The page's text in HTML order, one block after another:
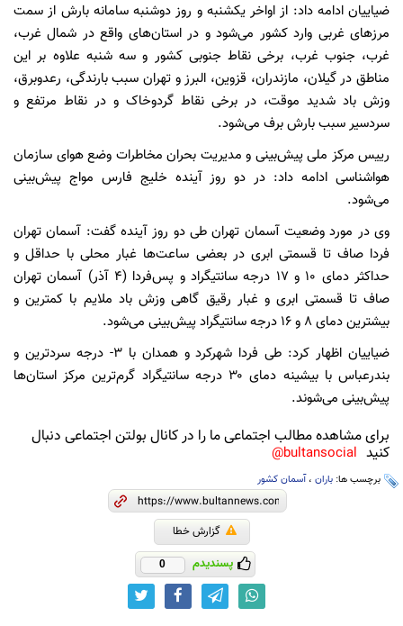
ضیاییان ادامه داد: از اواخر یکشنبه و روز دوشنبه سامانه بارش از سمت
مرزهای غربی وارد کشور می‌شود و در استان‌های واقع در شمال غرب،
غرب، جنوب غرب، برخی نقاط جنوبی کشور و سه شنبه علاوه بر این
مناطق در گیلان، مازندران، قزوین، البرز و تهران سبب بارندگی، رعدوبرق،
وزش باد شدید موقت، در برخی نقاط گردوخاک و در نقاط مرتفع و
سردسیر سبب بارش برف می‌شود.
رییس مرکز ملی پیش‌بینی و مدیریت بحران مخاطرات وضع هوای سازمان
هواشناسی ادامه داد: در دو روز آینده خلیج فارس مواج پیش‌بینی
می‌شود.
وی در مورد وضعیت آسمان تهران طی دو روز آینده گفت: آسمان تهران
فردا صاف تا قسمتی ابری در بعضی ساعت‌ها غبار محلی با حداقل و
حداکثر دمای ۱۰ و ۱۷ درجه سانتیگراد و پس‌فردا (۴ آذر) آسمان تهران
صاف تا قسمتی ابری و غبار رقیق گاهی وزش باد ملایم با کمترین و
بیشترین دمای ۸ و ۱۶ درجه سانتیگراد پیش‌بینی می‌شود.
ضیاییان اظهار کرد: طی فردا شهرکرد و همدان با ۳- درجه سردترین و
بندرعباس با بیشینه دمای ۳۰ درجه سانتیگراد گرم‌ترین مرکز استان‌ها
پیش‌بینی می‌شوند.
برای مشاهده مطالب اجتماعی ما را در کانال بولتن اجتماعی دنبال
کنید bultansocial@
برچسب ها: باران ،آسمان کشور
گزارش خطا
پسندیدم 0